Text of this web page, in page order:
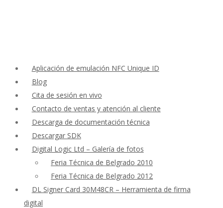
Aplicación de emulación NFC Unique ID
Blog
Cita de sesión en vivo
Contacto de ventas y atención al cliente
Descarga de documentación técnica
Descargar SDK
Digital Logic Ltd – Galería de fotos
Feria Técnica de Belgrado 2010
Feria Técnica de Belgrado 2012
DL Signer Card 30M48CR – Herramienta de firma
digital